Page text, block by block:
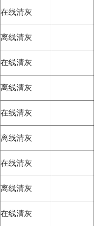
在线清灰
离线清灰
在线清灰
离线清灰
在线清灰
离线清灰
在线清灰
离线清灰
在线清灰